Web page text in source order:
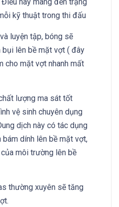
kỹ thuật trong thi đấu
luyện tập, bóng sẽ
lên bề mặt vợt ( đây
cho mặt vợt nhanh mất
lượng ma sát tốt
vệ sinh chuyên dụng
dịch này có tác dụng
dính lên bề mặt vợt,
môi trường lên bề
thường xuyên sẽ tăng